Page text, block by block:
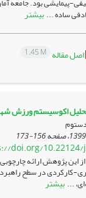
ساده ...بیشتر
اصل مقاله 1.45 M
اکوسیستم ورزش
156-173
doi.org/10.22124/
پژوهش ارائه
...بیشتر